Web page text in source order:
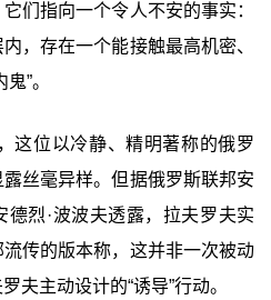
们指向一个令人不安的事实：
，存在一个能接触最高机密、
”。
这位以冷静、精明著称的俄罗
丝毫异样。但据俄罗斯联邦安
烈·波波夫透露，拉夫罗夫实
传的版本称，这并非一次被动
夫主动设计的“诱导”行动。